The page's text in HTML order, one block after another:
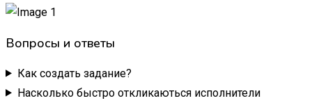
Вопросы и ответы
Как создать задание?
Насколько быстро откликаються исполнители